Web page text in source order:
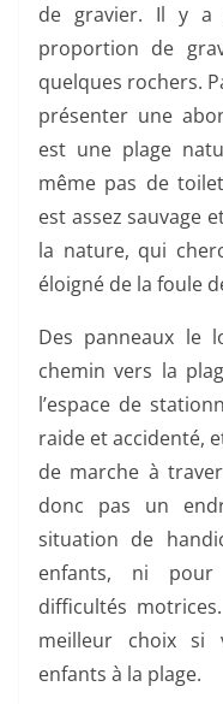
de gravier. Il y a
proportion de
quelques rochers.
présenter une
est une plage
même pas de
est assez sauvage
la nature, qui
éloigné de la foule
Des panneaux le
chemin vers la
l’espace de
raide et accidenté,
de marche à
donc pas un
situation de
enfants, ni
difficultés
meilleur choix si
enfants à la plage.